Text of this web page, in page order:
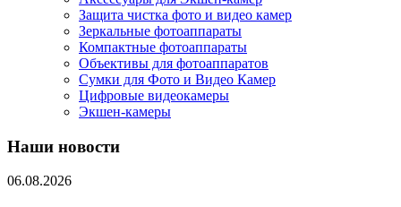
Защита чистка фото и видео камер
Зеркальные фотоаппараты
Компактные фотоаппараты
Объективы для фотоаппаратов
Сумки для Фото и Видео Камер
Цифровые видеокамеры
Экшен-камеры
Наши новости
06.08.2026